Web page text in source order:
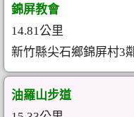
錦屏教會
14.81公里
新竹縣尖石鄉錦屏村3
油羅山步道